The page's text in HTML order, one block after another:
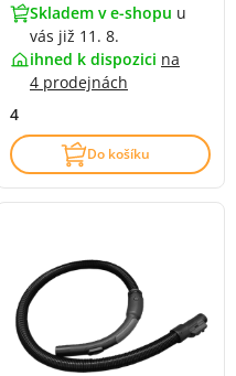
Skladem v e-shopu u
vás již 11. 8.
ihned k dispozici na
4 prodejnách
4
Do košíku